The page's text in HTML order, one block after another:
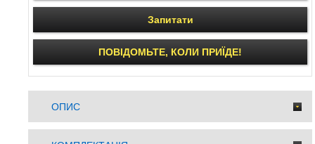
Запитати
ПОВІДОМЬТЕ, КОЛИ ПРИЇДЕ!
ОПИС